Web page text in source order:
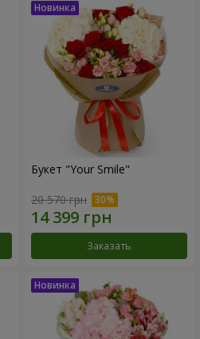
Букет "Your Smile"
20 570 грн
Заказать